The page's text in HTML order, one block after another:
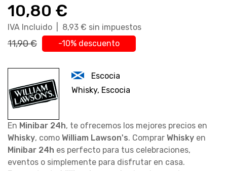
de
imágenes
10,80 €
IVA Incluido | 8,93 € sin impuestos
11,90 € -10% descuento
Escocia
Whisky, Escocia
En Minibar 24h, te ofrecemos los mejores precios en
Whisky, como William Lawson's. Comprar Whisky en
Minibar 24h es perfecto para tus celebraciones,
eventos o simplemente para disfrutar en casa.